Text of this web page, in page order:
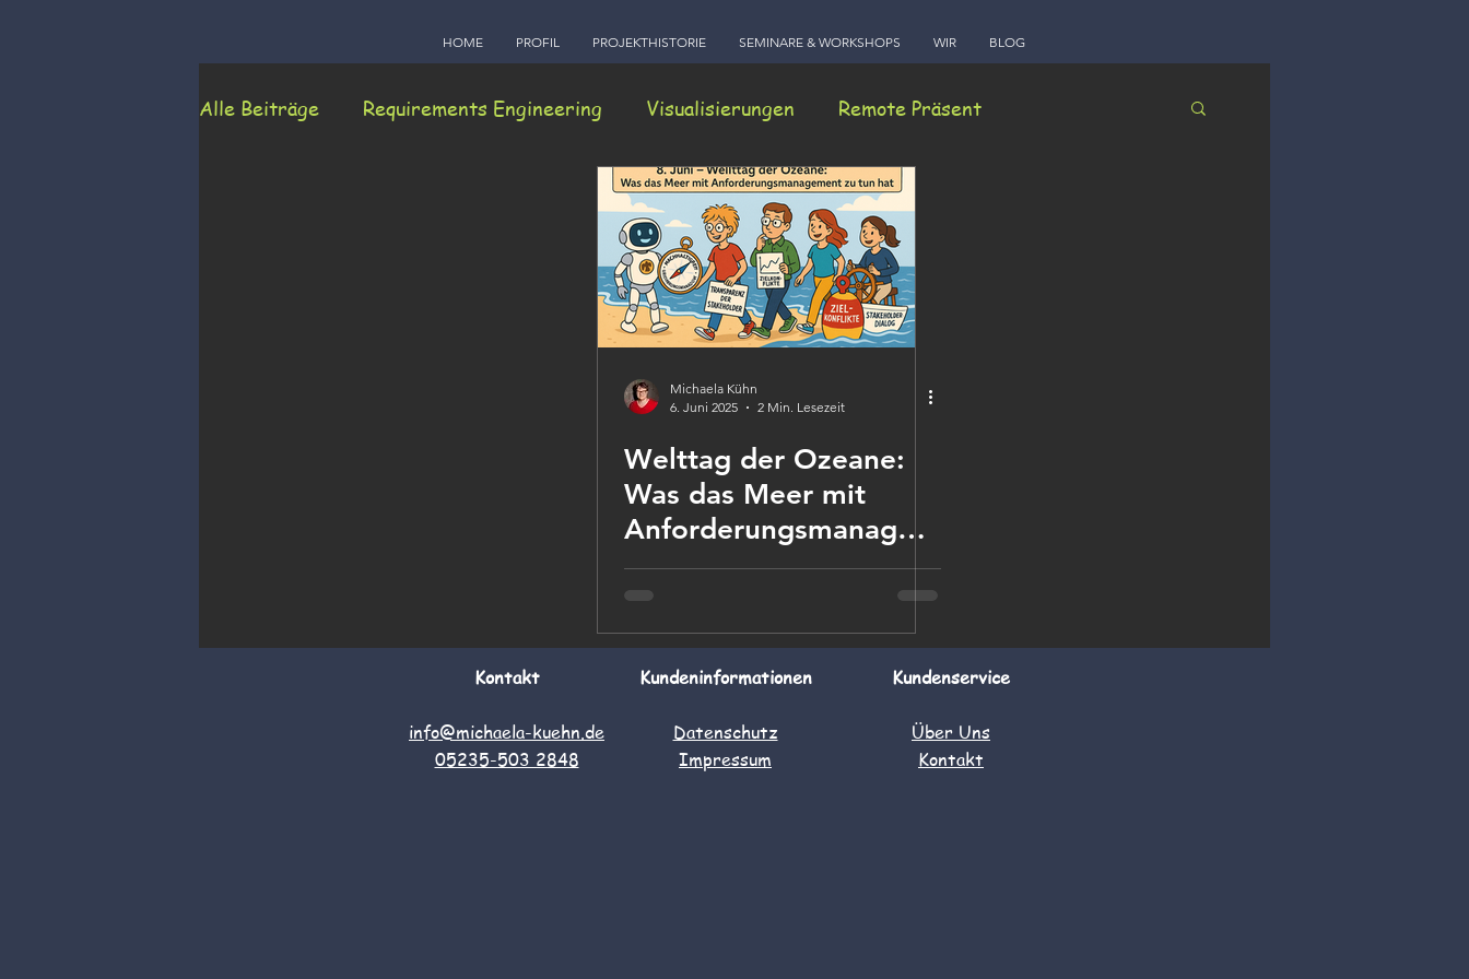
HOME PROFIL PROJEKTHISTORIE SEMINARE & WORKSHOPS WIR BLOG
Alle Beiträge Requirements Engineering Visualisierungen Remote Präsent
Michaela Kühn
6. Juni 2025
2 Min. Lesezeit
Welttag der Ozeane:
Was das Meer mit
Anforderungsmanagem
ent zu tun hat
Kontakt
info@michaela-kuehn.de
05235-503 2848
Kundeninformationen
Datenschutz
Impressum
Kundenservice
Über Uns
Kontakt